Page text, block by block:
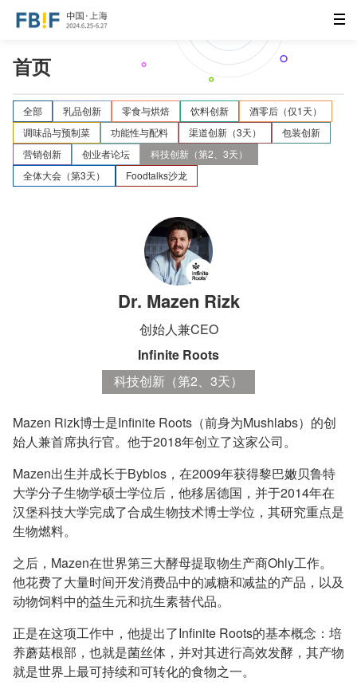
首页
全部 乳品创新 零食与烘焙 饮料创新
酒零后（仅1天）
调味品与预制菜
功能性与配料 渠道创新（3天）
包装创新
营销创新
创业者论坛
科技创新（第2、3天）
全体大会（第3天）
Foodtalks沙龙
Dr. Mazen Rizk
创始人兼CEO
Infinite Roots
科技创新（第2、3天）
Mazen Rizk博士是Infinite Roots（前身为Mushlabs）的创
始人兼首席执行官。他于2018年创立了这家公司。
Mazen出生并成长于Byblos，在2009年获得黎巴嫩贝鲁特
大学分子生物学硕士学位后，他移居德国，并于2014年在
汉堡科技大学完成了合成生物技术博士学位，其研究重点是
生物燃料。
之后，Mazen在世界第三大酵母提取物生产商Ohly工作。
他花费了大量时间开发消费品中的减糖和减盐的产品，以及
动物饲料中的益生元和抗生素替代品。
正是在这项工作中，他提出了Infinite Roots的基本概念：培
养蘑菇根部，也就是菌丝体，并对其进行高效发酵，其产物
就是世界上最可持续和可转化的食物之一。